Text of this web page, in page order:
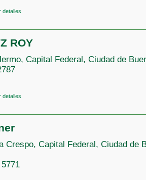
detalles
ROY
Capital Federal, Ciudad de
detalles
Crespo, Capital Federal, Ciudad de